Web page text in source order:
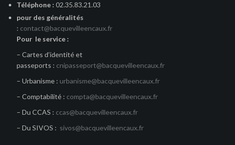
Téléphone : 02.35.83.21.03
pour des généralités
: contact@bacquevilleencaux.fr
Pour le service :
– Cartes d’identité et
passeports : cnipasseport@bacquevilleencaux.fr
– Urbanisme : urbanisme@bacquevilleencaux.fr
– Comptabilité : compta@bacquevilleencaux.fr
– Du CCAS : ccas@bacquevilleencaux.fr
– Du SIVOS : sivos@bacquevilleencaux.fr